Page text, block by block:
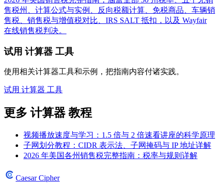
售税州、计算公式与实例、反向税额计算、免税商品、车辆销
售税、销售税与增值税对比、IRS SALT 抵扣，以及 Wayfair
在线销售税判决。
试用 计算器 工具
使用相关计算器工具和示例，把指南内容付诸实践。
试用 计算器 工具
更多 计算器 教程
视频播放速度与学习：1.5 倍与 2 倍速看讲座的科学原理
子网划分教程：CIDR 表示法、子网掩码与 IP 地址详解
2026 年美国各州销售税完整指南：税率与规则详解
Caesar Cipher